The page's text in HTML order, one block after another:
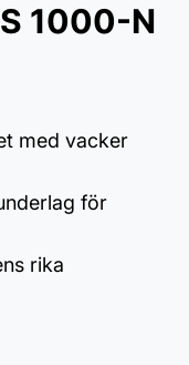
1000-N
med vacker
för
rika